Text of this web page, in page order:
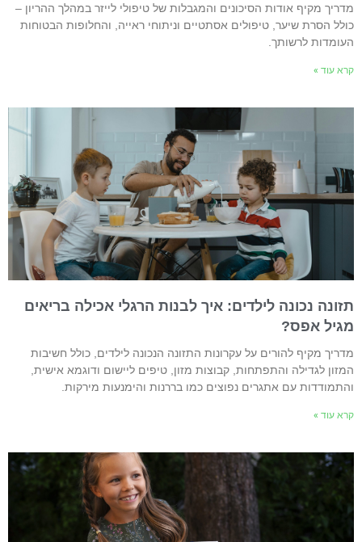
מקיף אודות הסיכונים והמגבלות של טיפולי לייזר במהלך ההריון –
הסרת שיער, טיפולים אסתטיים וניתוחי ראייה, והחלופות הבטוחות
לרשותך.
עוד »
נכונה לילדים: איך לבנות הרגלי אכילה בריאים
אפס?
מקיף להורים על עקרונות התזונה הנכונה לילדים, כולל חשיבות
לגדילה והתפתחות, קבוצות מזון, טיפים ליישום ודוגמא אישית,
עם אתגרים נפוצים כמו בררנות והימנעות מירקות.
עוד »